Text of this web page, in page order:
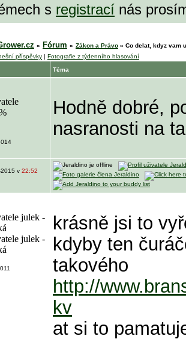
s registrací nás
» Fórum » Zákon a Právo » Co delat, kdyz vam
příspěvky | Fotografie z týdenního hlasování
Téma
Hodně dobré,
nasranosti na
v 22:52
krásně jsi to
kdyby ten
takového
http://
kv
at si to